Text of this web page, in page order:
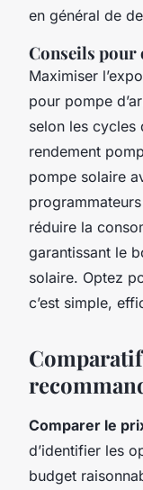
en général de
Conseils
Maximiser
pour pompe
selon les cycles
rendement
pompe solaire
réduire la
garantissant le
solaire. Optez
c’est simple,
Comparer le
d’identifier les
budget